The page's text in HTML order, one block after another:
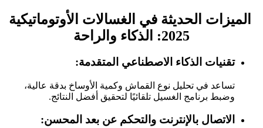
الميزات الحديثة في الغسالات الأوتوماتيكية
2025: الذكاء والراحة
تقنيات الذكاء الاصطناعي المتقدمة:
تساعد في تحليل نوع القماش وكمية الأوساخ بدقة عالية،
وضبط برنامج الغسيل تلقائيًا لتحقيق أفضل النتائج.
الاتصال بالإنترنت والتحكم عن بعد المحسن: